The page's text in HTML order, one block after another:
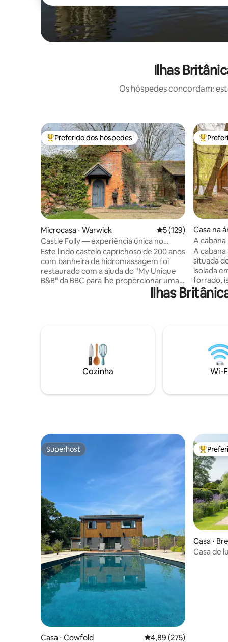
Ilhas
Os hóspedes concordam:
Entre os melhores preferidos dos hóspedes
Preferido dos hóspedes
Microcasa ⋅ Warwick 5 de uma avaliação
5 (129)
Castle Folly — experiência única no
castelo para dois
Este lindo castelo caprichoso de 200 anos
com banheira de hidromassagem foi
restaurado com a ajuda do "My Unique
B&B" da BBC para lhe proporcionar uma
experiência romântica em um belo
aquecimento, fogão e área de estar
hidromassagem com uma bela vista está
disponível por um custo adicional. Pacote
Com um pub da vila por perto, como não
Entre
Casa na
hire
A
A
situada
isolada
forrado,
se inclina
remoto.
size
cozinha
micro-
cabana
sanitário
Ilhas
Cozinha Wi-
Superhost
Superhost
Casa ⋅ Cowfold 4,89 de uma avaliação
4,89 (275)
Entre
Casa ⋅
Casa de